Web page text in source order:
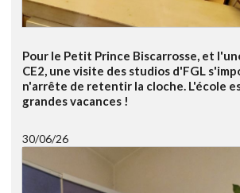
Pour le Petit Prince Biscarrosse, et
CE2, une visite des studios d'FGL
n'arrête de retentir la cloche. L'école
grandes vacances !
30/06/26